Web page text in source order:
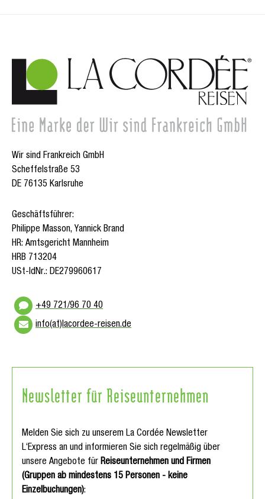
Wir sind Frankreich GmbH
Scheffelstraße 53
DE 76135 Karlsruhe
Geschäftsführer:
Philippe Masson, Yannick Brand
HR: Amtsgericht Mannheim
HRB 713204
USt-IdNr.: DE279960617
+49 721/96 70 40
info(at)lacordee-reisen.de
Newsletter für Reiseunternehmen
Melden Sie sich zu unserem La Cordée Newsletter
L‘Express an und informieren Sie sich regelmäßig über
unsere Angebote für Reiseunternehmen und Firmen
(Gruppen ab mindestens 15 Personen - keine
Einzelbuchungen):